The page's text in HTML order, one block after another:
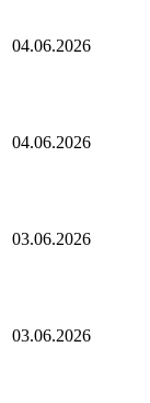
04.06.2026
04.06.2026
03.06.2026
03.06.2026